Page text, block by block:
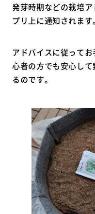
発芽時期などの栽培
プリ上に通知されます。
アドバイスに従って
心者の方でも安心し
るのです。